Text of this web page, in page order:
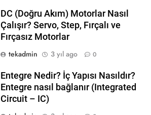
DC (Doğru Akım) Motorlar Nasıl
Çalışır? Servo, Step, Fırçalı ve
Fırçasız Motorlar
tekadmin
3 yıl ago 0
Entegre Nedir? İç Yapısı Nasıldır?
Entegre nasıl bağlanır (Integrated
Circuit – IC)